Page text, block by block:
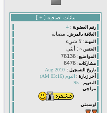
بيانات اضافيه [+
]
رقم العضوية : 4
العلاقة بالمرض: مصابة
المهنة: لا شيء
الجنس ~ : أنثى
المواضيع: 76136
مشاركات: 6476
تاريخ التسجيل : Aug 2010
أخر زيارة : اليوم (03:16 AM)
التقييم : 95
مزاجي
اوسمتي